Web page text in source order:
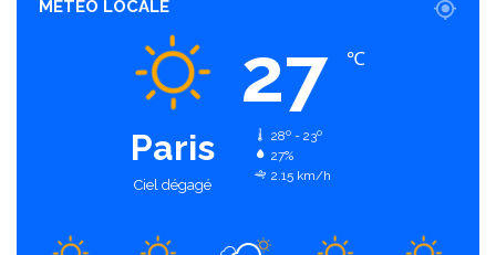
MÉTÉO LOCALE
Paris
Ciel dégagé
27 ℃
28º - 23º
27%
2.15 km/h